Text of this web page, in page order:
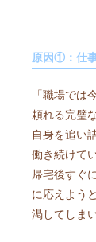
原因①：仕
「職場では
頼れる完璧
自身を追い
働き続けて
帰宅後すぐ
に応えよう
渇してしま